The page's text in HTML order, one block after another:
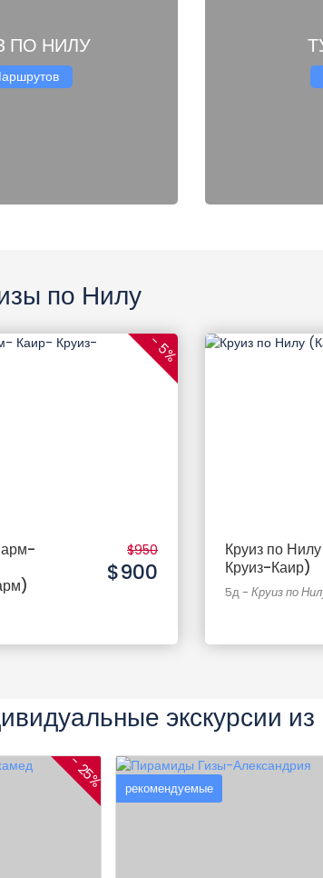
ПО НИЛУ
по Нилу
- 5%
$950
$900
Круиз по
Круиз-Каир)
5д- Круиз по
экскурсии
- 25% рекомендуемые